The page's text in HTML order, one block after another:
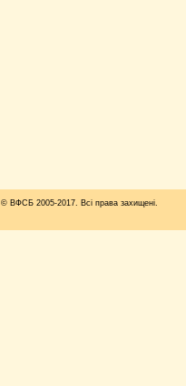
© ВФСБ 2005-2017. Всі права захищені.